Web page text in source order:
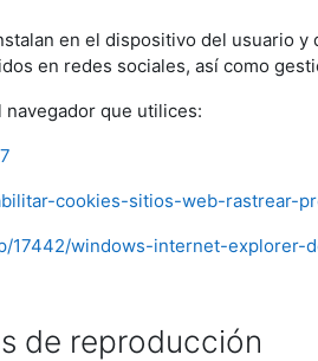
en el dispositivo del usuario
en redes sociales, así como
que utilices:
cookies-sitios-web-rastrear-
17442/windows-internet-explorer-
de reproducción